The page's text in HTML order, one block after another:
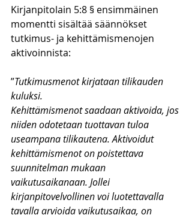
Kirjanpitolain 5:8 § ensimmäinen
momentti sisältää säännökset
tutkimus- ja kehittämismenojen
aktivoinnista:
”Tutkimusmenot kirjataan tilikauden
kuluksi.
Kehittämismenot saadaan aktivoida, jos
niiden odotetaan tuottavan tuloa
useampana tilikautena. Aktivoidut
kehittämismenot on poistettava
suunnitelman mukaan
vaikutusaikanaan. Jollei
kirjanpitovelvollinen voi luotettavalla
tavalla arvioida vaikutusaikaa, on